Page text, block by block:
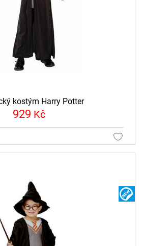
kostým Harry Potter
929 Kč